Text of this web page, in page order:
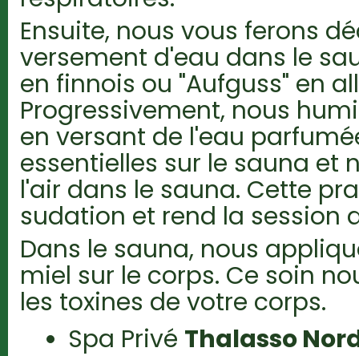
Ensuite, nous vous ferons
versement d'eau dans le
en finnois ou "Aufguss" en
Progressivement, nous
en versant de l'eau
essentielles sur le sauna et
l'air dans le sauna. Cette
sudation et rend la session
Dans le sauna, nous
miel sur le corps. Ce soin
les toxines de votre corps.
Spa Privé Thalasso